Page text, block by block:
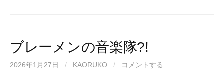
b
o
st a
ブレーメンの音楽隊?!
2026年1月27日 / KAORUKO / コメントする